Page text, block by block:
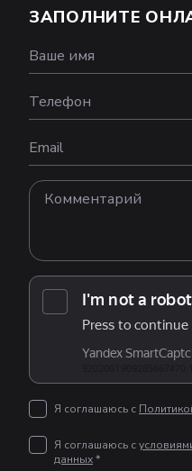
ЗАПОЛНИТЕ
Ваше имя
Телефон
Email
Я соглашаюсь с
Я соглашаюсь с
данных*